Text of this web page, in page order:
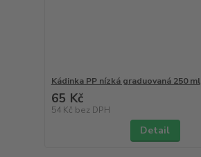
Kádinka PP nízká graduovaná 250 ml
65 Kč
54 Kč bez DPH
Detail